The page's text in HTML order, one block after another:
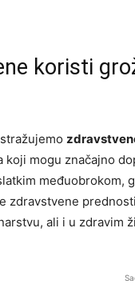
koristi
koji mogu značajno
međuobrokom,
zdravstvene
ali i u zdravim